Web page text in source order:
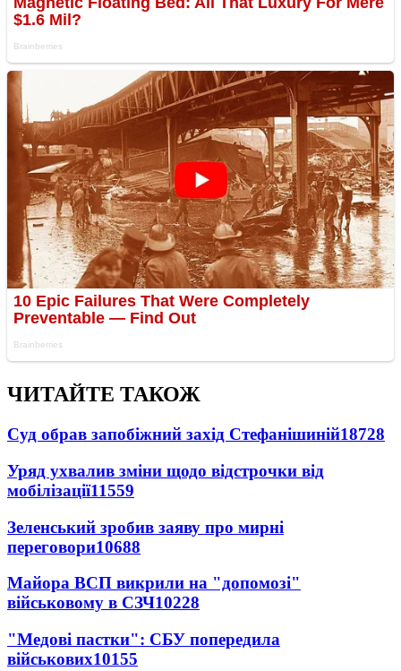
ЧИТАЙТЕ ТАКОЖ
Суд обрав запобіжний захід Стефанішиній18728
Уряд ухвалив зміни щодо відстрочки від
мобілізації11559
Зеленський зробив заяву про мирні
переговори10688
Майора ВСП викрили на "допомозі"
військовому в СЗЧ10228
"Медові пастки": СБУ попередила
військових10155